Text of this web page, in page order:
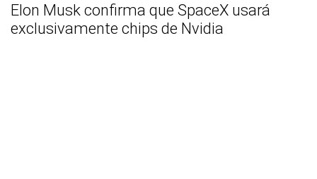
Elon Musk confirma que SpaceX usará
exclusivamente chips de Nvidia